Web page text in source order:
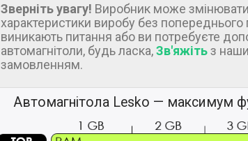
Зверніть увагу! Виробник може
характеристики виробу без
виникають питання або ви потребуєте
автомагнітоли, будь ласка,Зв'яжітьз
замовленням.
Автомагнітола Lesko — максимум